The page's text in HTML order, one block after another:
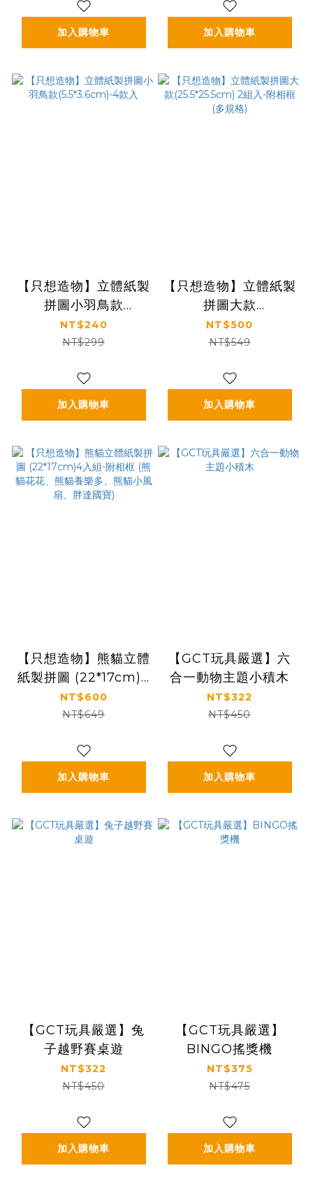
加入購物車 加入購物車
【只想造物】立體紙製
拼圖小羽鳥款
(5.5*3.6cm)-4款入
NT$240
NT$299
加入購物車
【只想造物】立體紙製
拼圖大款
(25.5*25.5cm) 2組
入-附相框 (多規格)
NT$500
NT$549
加入購物車
【只想造物】熊貓立體
紙製拼圖 (22*17cm)4
入組-附相框 (熊貓花
花、熊貓養樂多、熊貓
NT$600
NT$649
加入購物車
【GCT玩具嚴選】六
合一動物主題小積木
NT$322
NT$450
加入購物車
【GCT玩具嚴選】兔
子越野賽桌遊
NT$322
NT$450
加入購物車
【GCT玩具嚴選】
BINGO搖獎機
NT$375
NT$475
加入購物車